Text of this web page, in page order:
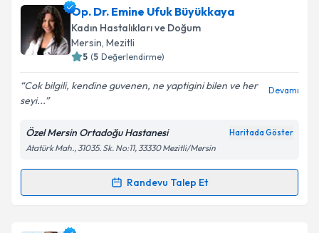
Doç. Dr. Tolga Yakariçin randevu takvimi talebi
oluşturun. Size bu uzmandan randevu almanız için bir
takvim hazırlandığında e-posta ile bilgilendireceğiz.
Kişisel verilerimin işlenmesine ilişkin
Aydınlatma
Metni'ni okudum ve kişisel verilerimin belirtilen
kapsamda işlenmesini kabul ediyorum.
Op. Dr. Emine Ufuk Büyükkaya
Kadın Hastalıkları ve Doğum
Mersin, Mezitli
5 (5 Değerlendirme)
Cok bilgili, kendine guvenen, ne yaptigini bilen ve her
seyi...
Devamı
Özel Mersin Ortadoğu Hastanesi Haritada Göster
Atatürk Mah., 31035. Sk. No:11, 33330 Mezitli/Mersin
Randevu Talep Et
Randevu Takvimi Talebi